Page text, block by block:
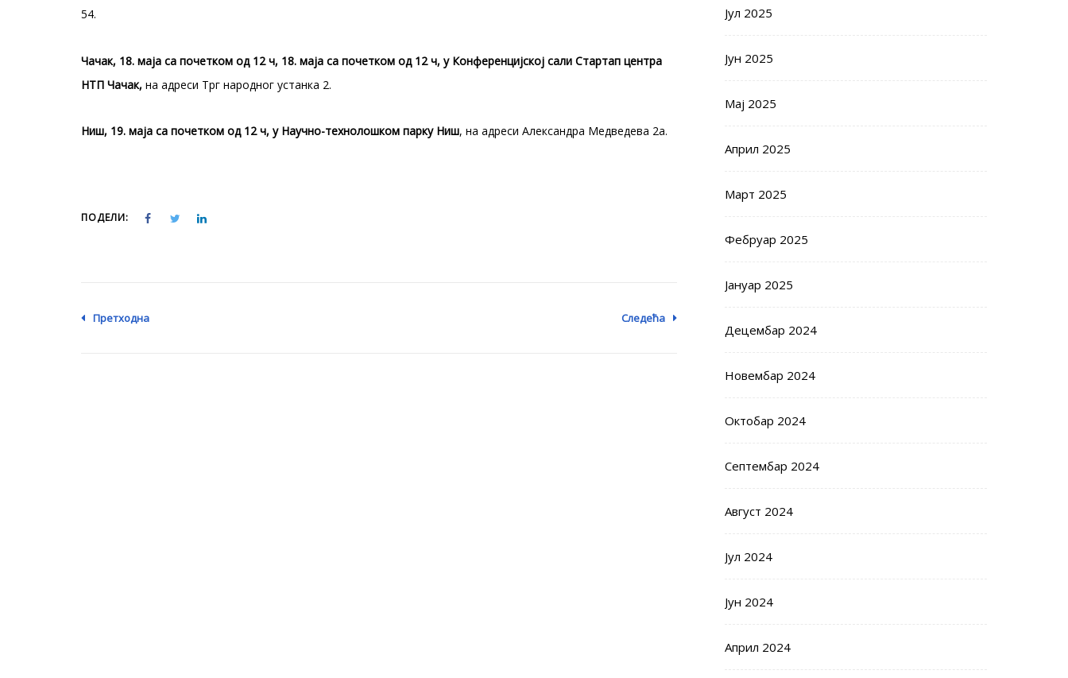
54.
Чачак, 18. маја са почетком од 12 ч, 18. маја са почетком од 12 ч, у Конференцијској сали Стартап центра
НТП Чачак, на адреси Трг народног устанка 2.
Ниш, 19. маја са почетком од 12 ч, у Научно-технолошком парку Ниш, на адреси Александра Медведева 2a.
ПОДЕЛИ:
Претходна Следећа
Јул 2025
Јун 2025
Мај 2025
Април 2025
Март 2025
Фебруар 2025
Јануар 2025
Децембар 2024
Новембар 2024
Октобар 2024
Септембар 2024
Август 2024
Јул 2024
Јун 2024
Април 2024